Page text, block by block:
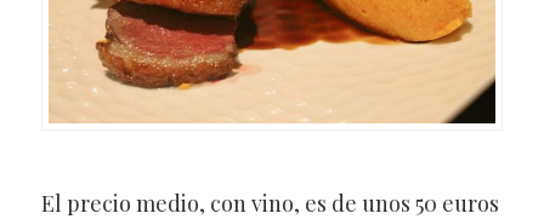
El precio medio, con vino, es de unos 50 euros